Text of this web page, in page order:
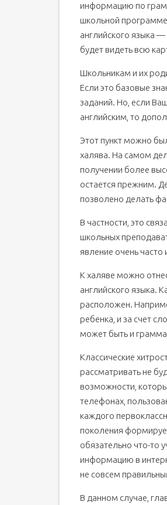
информацию по
школьной
английского языка
будет видеть всю
Школьникам и их
Если это базовые
заданий. Но, если
английским, то
Этот пункт можно
халява. На самом
получении более
остается прежним.
позволено делать
В частности, это
школьных
явление очень
К халяве можно
английского языка.
расположен.
ребенка, и за счет
может быть и
Классические
рассматривать не
возможности,
телефонах,
каждого
поколения
обязательно что-то
информацию в
не совсем
В данном случае,